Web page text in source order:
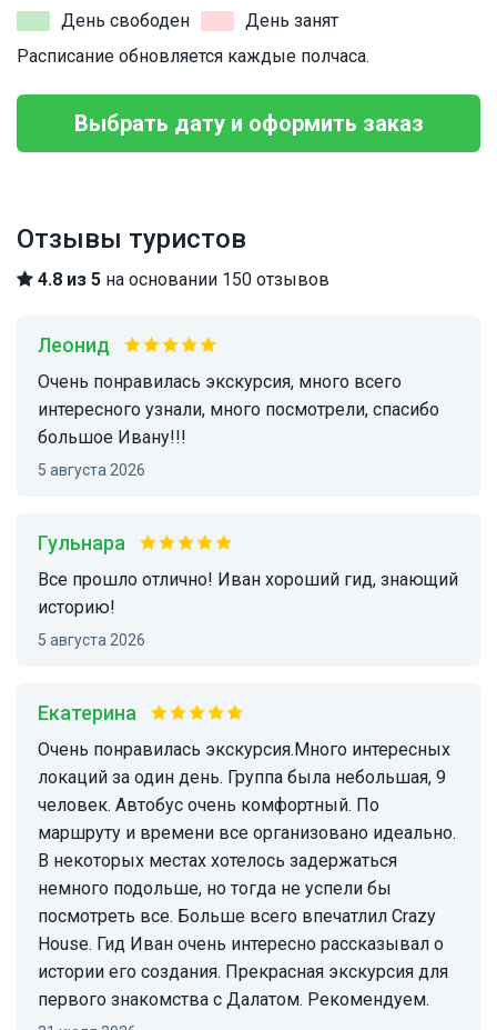
День свободен
День занят
Расписание обновляется каждые полчаса.
Выбрать дату и оформить заказ
Отзывы туристов
4.8 из 5 на основании 150 отзывов
Леонид
Очень понравилась экскурсия, много всего
интересного узнали, много посмотрели, спасибо
большое Ивану!!!
5 августа 2026
Гульнара
Все прошло отлично! Иван хороший гид, знающий
историю!
5 августа 2026
Екатерина
Очень понравилась экскурсия.Много интересных
локаций за один день. Группа была небольшая, 9
человек. Автобус очень комфортный. По
маршруту и времени все организовано идеально.
В некоторых местах хотелось задержаться
немного подольше, но тогда не успели бы
посмотреть все. Больше всего впечатлил Crazy
House. Гид Иван очень интересно рассказывал о
истории его создания. Прекрасная экскурсия для
первого знакомства с Далатом. Рекомендуем.